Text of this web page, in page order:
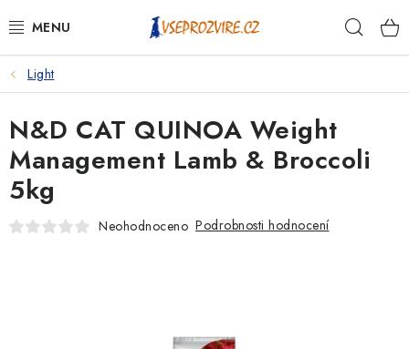
na
PSI
KOČKY
KONĚ
ANTIPARAZITIKA
Light
N&D CAT QUINOA Weight
Management Lamb & Broccoli
5kg
Neohodnoceno Podrobnosti hodnocení